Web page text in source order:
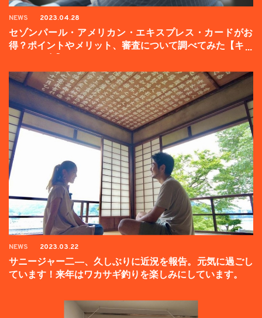
NEWS 2023.04.28
セゾンパール・アメリカン・エキスプレス・カードがお
得？ポイントやメリット、審査について調べてみた【キャ
NEWS 2023.03.22
サニージャー二―、久しぶりに近況を報告。元気に過ごし
ています！来年はワカサギ釣りを楽しみにしています。